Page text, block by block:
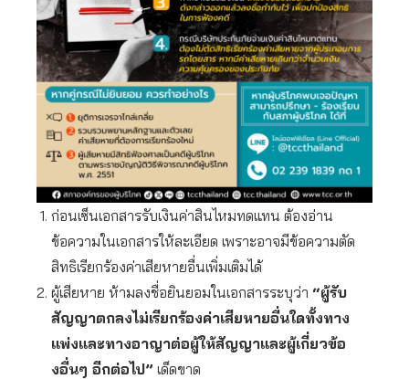
ก่อนเซ็นเอกสารรับเงินค่าสินไหมทดแทน ต้องอ่าน
ข้อความในเอกสารให้ละเอียด เพราะอาจมีข้อความตัด
สิทธิเรียกร้องค่าเสียหายอื่นเพิ่มเติมได้
ผู้เสียหาย ห้ามลงชื่อยินยอมในเอกสารระบุว่า “ผู้รับ
สัญญาตกลงไม่เรียกร้องค่าเสียหายอื่นใดทั้งทาง
แพ่งและทางอาญาต่อผู้ให้สัญญาและผู้เกี่ยวข้อ
งอื่นๆ อีกต่อไป” เด็ดขาด